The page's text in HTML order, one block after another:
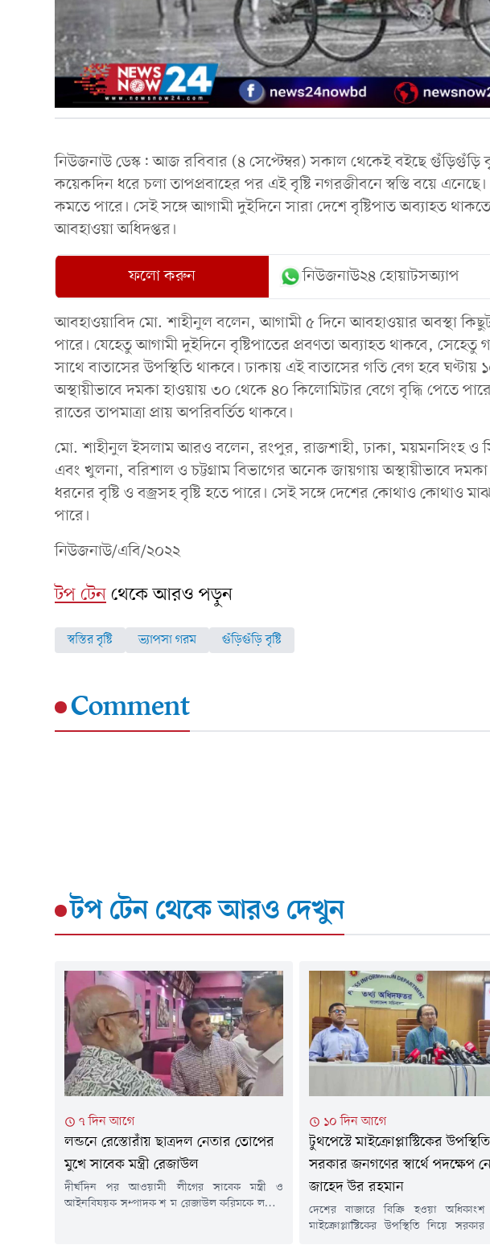
নিউজনাউ ডেস্ক: আজ রবিবার (৪ সেপ্টেম্বর) সকাল থেকেই বইছে গুঁড়িগুঁড়ি
কয়েকদিন ধরে চলা তাপপ্রবাহের পর এই বৃষ্টি নগরজীবনে স্বস্তি বয়ে
কমতে পারে। সেই সঙ্গে আগামী দুইদিনে সারা দেশে বৃষ্টিপাত অব্যাহত
আবহাওয়া অধিদপ্তর।
ফলো করুন নিউজনাউ২৪ হোয়াটসঅ্যাপ
আবহাওয়াবিদ মো. শাহীনুল বলেন, আগামী ৫ দিনে আবহাওয়ার অবস্থা
পারে। যেহেতু আগামী দুইদিনে বৃষ্টিপাতের প্রবণতা অব্যাহত থাকবে,
সাথে বাতাসের উপস্থিতি থাকবে। ঢাকায় এই বাতাসের গতি বেগ হবে
অস্থায়ীভাবে দমকা হাওয়ায় ৩০ থেকে ৪০ কিলোমিটার বেগে বৃদ্ধি পেতে
রাতের তাপমাত্রা প্রায় অপরিবর্তিত থাকবে।
মো. শাহীনুল ইসলাম আরও বলেন, রংপুর, রাজশাহী, ঢাকা, ময়মনসিংহ ও
এবং খুলনা, বরিশাল ও চট্টগ্রাম বিভাগের অনেক জায়গায় অস্থায়ীভাবে
ধরনের বৃষ্টি ও বজ্রসহ বৃষ্টি হতে পারে। সেই সঙ্গে দেশের কোথাও কোথাও
পারে।
নিউজনাউ/এবি/২০২২
টপ টেনথেকে আরও পড়ুন
স্বস্তির বৃষ্টি ভ্যাপসা গরম গুঁড়িগুঁড়ি বৃষ্টি
Comment
টপ টেনথেকে আরও দেখুন
৭ দিন আগে
লন্ডনে রেস্তোরাঁয় ছাত্রদল নেতার তোপের
মুখে সাবেক মন্ত্রী রেজাউল
দীর্ঘদিন পর আওয়ামী লীগের সাবেক মন্ত্রী ও
আইনবিষয়ক সম্পাদক শ ম রেজাউল করিমকে লন্ডনে
১০ দিন আগে
টুথপেস্টে মাইক্রোপ্লাস্টিকের
সরকার জনগণের স্বার্থে পদক্ষেপ
জাহেদ উর রহমান
দেশের বাজারে বিক্রি হওয়া অধিকাংশ
মাইক্রোপ্লাস্টিকের উপস্থিতি নিয়ে সরকার